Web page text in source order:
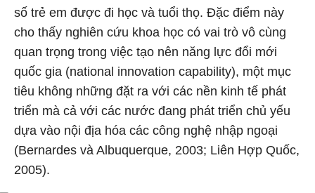
số trẻ em được đi học và tuổi thọ. Đặc điểm này
cho thấy nghiên cứu khoa học có vai trò vô cùng
quan trọng trong việc tạo nên năng lực đổi mới
quốc gia (national innovation capability), một mục
tiêu không những đặt ra với các nền kinh tế phát
triển mà cả với các nước đang phát triển chủ yếu
dựa vào nội địa hóa các công nghệ nhập ngoại
(Bernardes và Albuquerque, 2003; Liên Hợp Quốc,
2005).